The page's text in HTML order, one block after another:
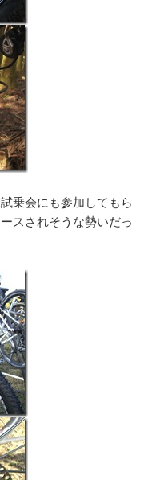
乗会にも参加してもら
スされそうな勢いだっ